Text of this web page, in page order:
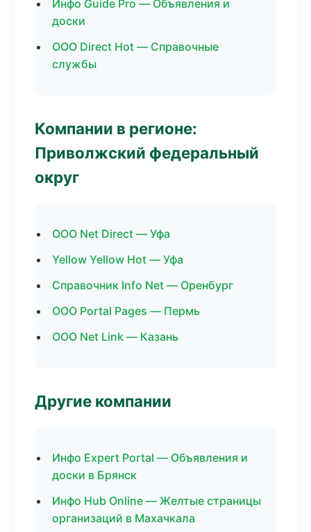
Инфо Guide Pro — Объявления и
доски
ООО Direct Hot — Справочные
службы
Компании в регионе:
Приволжский федеральный
округ
ООО Net Direct — Уфа
Yellow Yellow Hot — Уфа
Справочник Info Net — Оренбург
ООО Portal Pages — Пермь
ООО Net Link — Казань
Другие компании
Инфо Expert Portal — Объявления и
доски в Брянск
Инфо Hub Online — Желтые страницы
организаций в Махачкала